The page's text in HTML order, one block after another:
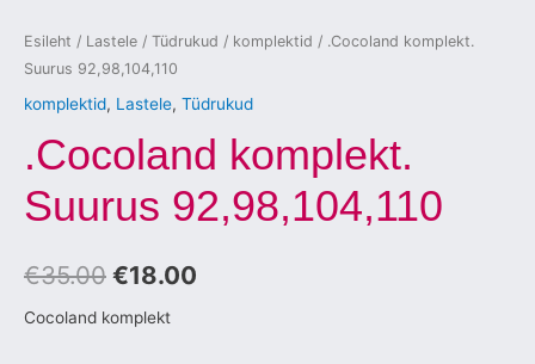
Esileht / Lastele / Tüdrukud / komplektid / .Cocoland komplekt.
Suurus 92,98,104,110
komplektid, Lastele, Tüdrukud
.Cocoland komplekt.
Suurus 92,98,104,110
€35.00 €18.00
Cocoland komplekt